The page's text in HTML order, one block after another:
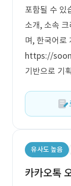
포함될 수 있
소개, 소속
며, 한국어로
https://
기반으로 기
유사도 높음
카카오톡